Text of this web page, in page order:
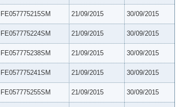
FE057775215SM 21/09/2015 30/09/2015
FE057775224SM 21/09/2015 30/09/2015
FE057775238SM 21/09/2015 30/09/2015
FE057775241SM 21/09/2015 30/09/2015
FE057775255SM 21/09/2015 30/09/2015